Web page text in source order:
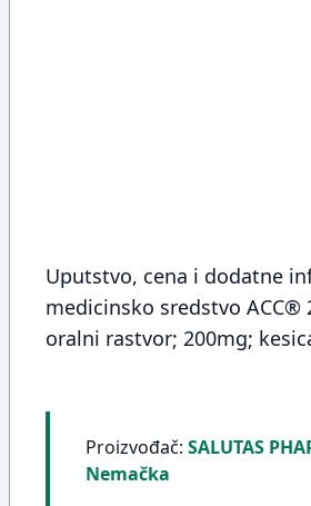
Uputstvo, cena i dodatne
medicinsko sredstvo ACC®
oralni rastvor; 200mg;
Proizvođač: SALUTAS
Nemačka